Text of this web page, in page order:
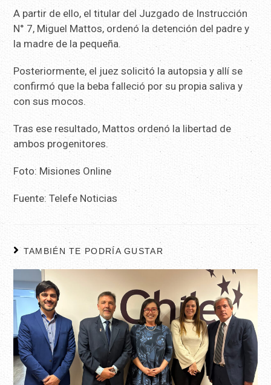
A partir de ello, el titular del Juzgado de Instrucción
N° 7, Miguel Mattos, ordenó la detención del padre y
la madre de la pequeña.
Posteriormente, el juez solicitó la autopsia y allí se
confirmó que la beba falleció por su propia saliva y
con sus mocos.
Tras ese resultado, Mattos ordenó la libertad de
ambos progenitores.
Foto: Misiones Online
Fuente: Telefe Noticias
TAMBIÉN TE PODRÍA GUSTAR